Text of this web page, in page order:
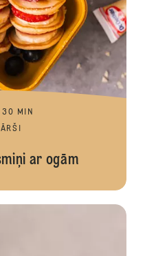
30 MIN
ar ogām